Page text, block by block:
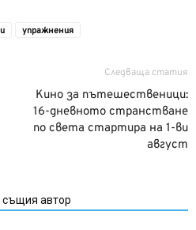
упражнения
Следваща статия
Кино за пътешественици:
16-дневното странстване
по света стартира на 1-ви
август
автор